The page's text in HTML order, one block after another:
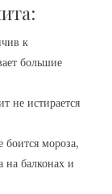
к
большие
не истирается
боится мороза,
на балконах и